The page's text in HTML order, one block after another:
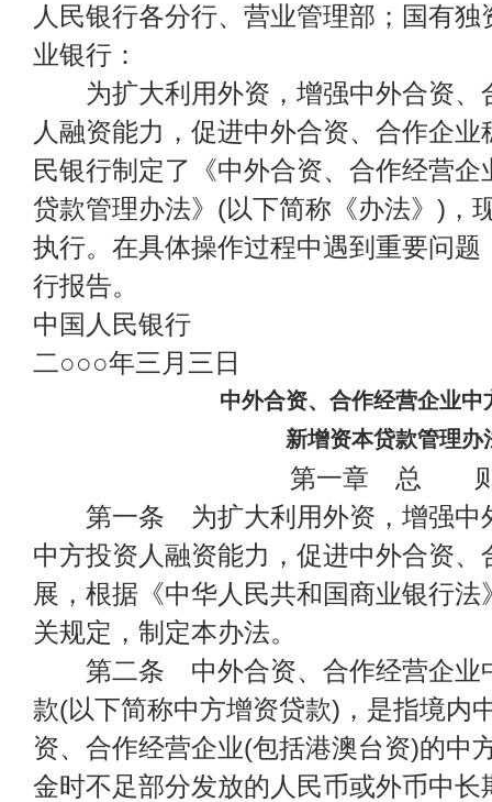
人民银行各分行、营业管理部；国有
业银行：
为扩大利用外资，增强中外合资、
人融资能力，促进中外合资、合作企
民银行制定了《中外合资、合作经营
贷款管理办法》 (以下简称《办法》)，
执行。在具体操作过程中遇到重要问
行报告。
中国人民银行
二○○○年三月三日
中外合资、合作经营企业中
新增资本贷款管理办
第一章 总
第一条 为扩大利用外资，增强中
中方投资人融资能力，促进中外合资
展，根据《中华人民共和国商业银行
关规定，制定本办法。
第二条 中外合资、合作经营企业
款(以下简称中方增资贷款)，是指境内
资、合作经营企业(包括港澳台资)的中
金时不足部分发放的人民币或外币中长